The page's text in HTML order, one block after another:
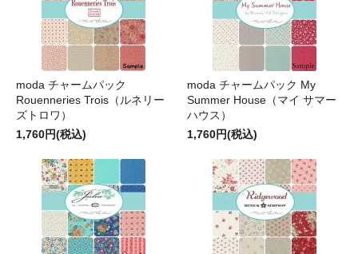
moda チャームパック
Rouenneries Trois（ルネリー
ズトロワ）
1,760円(税込)
moda チャームパック My
Summer House（マイ サマー
ハウス）
1,760円(税込)